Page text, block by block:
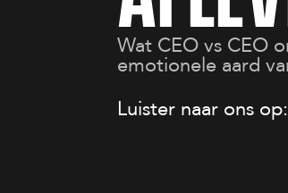
Wat CEO vs CEO
emotionele aard
Luister naar ons op: